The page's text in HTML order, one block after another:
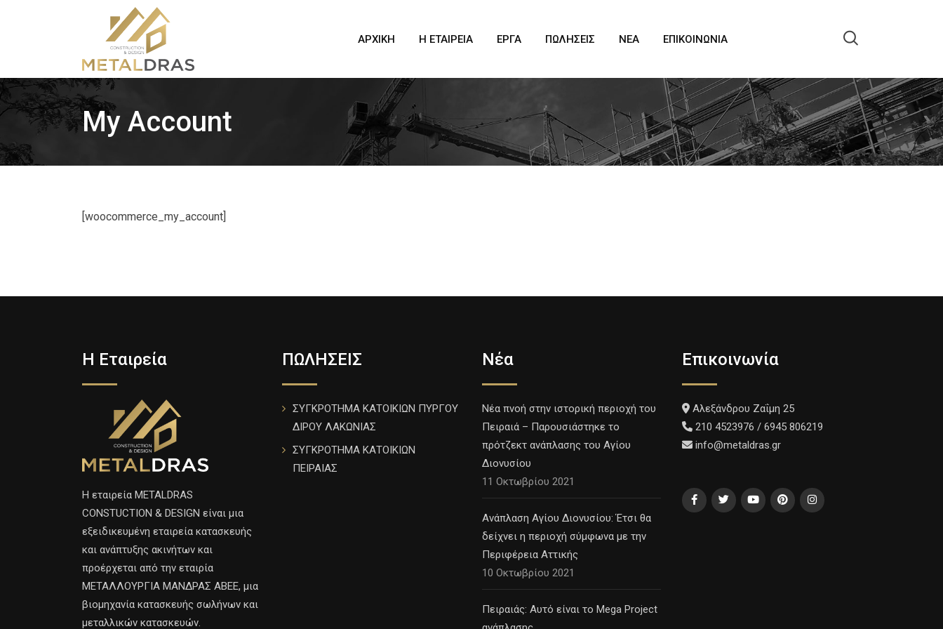
ΑΡΧΙΚΗ Η ΕΤΑΙΡΕΙΑ ΕΡΓΑ ΠΩΛΗΣΕΙΣ NEA ΕΠΙΚΟΙΝΩΝΙΑ
My Account
[woocommerce_my_account]
Η Εταιρεία
H εταιρεία METALDRAS
CONSTUCTION & DESIGN είναι μια
εξειδικευμένη εταιρεία κατασκευής
και ανάπτυξης ακινήτων και
προέρχεται από την εταιρία
ΜΕΤΑΛΛΟΥΡΓΙΑ ΜΑΝΔΡΑΣ ΑΒΕΕ, μια
βιομηχανία κατασκευής σωλήνων και
μεταλλικών κατασκευών.
ΠΩΛΗΣΕΙΣ
ΣΥΓΚΡΟΤΗΜΑ ΚΑΤΟΙΚΙΩΝ ΠΥΡΓΟΥ
ΔΙΡΟΥ ΛΑΚΩΝΙΑΣ
ΣΥΓΚΡΟΤΗΜΑ ΚΑΤΟΙΚΙΩΝ
ΠΕΙΡΑΙΑΣ
Νέα
Νέα πνοή στην ιστορική περιοχή του
Πειραιά – Παρουσιάστηκε το
πρότζεκτ ανάπλασης του Αγίου
Διονυσίου
11 Οκτωβρίου 2021
Ανάπλαση Αγίου Διονυσίου: Έτσι θα
δείχνει η περιοχή σύμφωνα με την
Περιφέρεια Αττικής
10 Οκτωβρίου 2021
Πειραιάς: Αυτό είναι το Mega Project
Επικοινωνία
Αλεξάνδρου Ζαΐμη 25
210 4523976 / 6945 806219
info@metaldras.gr